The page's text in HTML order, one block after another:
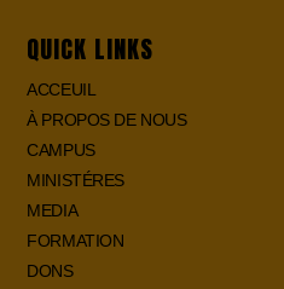
QUICK LINKS
ACCEUIL
À PROPOS DE NOUS
CAMPUS
MINISTÉRES
MEDIA
FORMATION
DONS